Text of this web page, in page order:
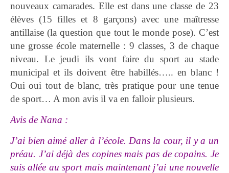
nouveaux camarades. Elle est dans une classe de 23
élèves (15 filles et 8 garçons) avec une maîtresse
antillaise (la question que tout le monde pose). C’est
une grosse école maternelle : 9 classes, 3 de chaque
niveau. Le jeudi ils vont faire du sport au stade
municipal et ils doivent être habillés….. en blanc !
Oui oui tout de blanc, très pratique pour une tenue
de sport… A mon avis il va en falloir plusieurs.
Avis de Nana :
J’ai bien aimé aller à l’école. Dans la cour, il y a un
préau. J’ai déjà des copines mais pas de copains. Je
suis allée au sport mais maintenant j’ai une nouvelle